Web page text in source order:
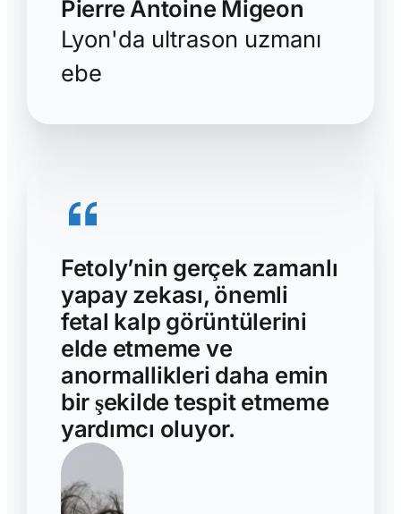
Pierre Antoine Migeon
Lyon'da ultrason uzmanı
ebe
Fetoly’nin gerçek zamanlı
yapay zekası, önemli
fetal kalp görüntülerini
elde etmeme ve
anormallikleri daha emin
bir şekilde tespit etmeme
yardımcı oluyor.